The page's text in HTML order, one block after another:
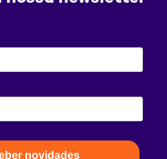
novidades